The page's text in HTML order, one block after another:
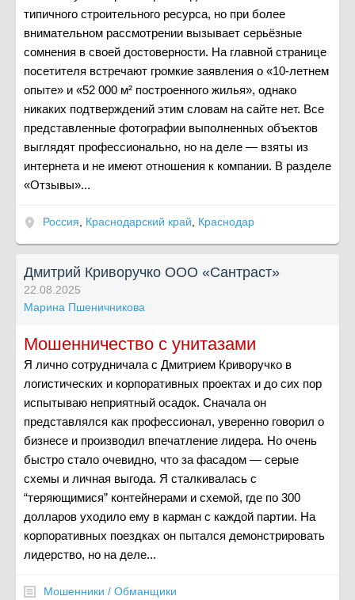
типичного строительного ресурса, но при более
внимательном рассмотрении вызывает серьёзные
сомнения в своей достоверности. На главной странице
посетителя встречают громкие заявления о «10-летнем
опыте» и «52 000 м² построенного жилья», однако
никаких подтверждений этим словам на сайте нет. Все
представленные фотографии выполненных объектов
выглядят профессионально, но на деле — взяты из
интернета и не имеют отношения к компании. В разделе
«Отзывы»...
Россия, Краснодарский край, Краснодар
Дмитрий Криворучко ООО «Сантраст»
22.08.2025
Марина Пшеничникова
Мошенничество с унитазами
Я лично сотрудничала с Дмитрием Криворучко в
логистических и корпоративных проектах и до сих пор
испытываю неприятный осадок. Сначала он
представлялся как профессионал, уверенно говорил о
бизнесе и производил впечатление лидера. Но очень
быстро стало очевидно, что за фасадом — серые
схемы и личная выгода. Я сталкивалась с
“теряющимися” контейнерами и схемой, где по 300
долларов уходило ему в карман с каждой партии. На
корпоративных поездках он пытался демонстрировать
лидерство, но на деле...
Мошенники / Обманщики